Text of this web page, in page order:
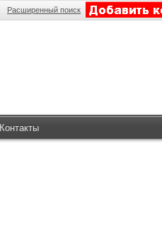
Расширенный поиск
Контакты